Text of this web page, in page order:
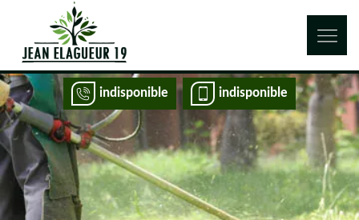
indisponible indisponible